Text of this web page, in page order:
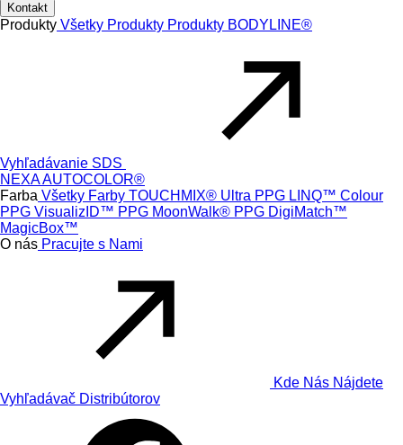
Kontakt
Produkty Všetky Produkty Produkty BODYLINE®
Vyhľadávanie SDS
NEXA AUTOCOLOR®
Farba Všetky Farby TOUCHMIX® Ultra PPG LINQ™ Colour
PPG VisualizID™ PPG MoonWalk® PPG DigiMatch™
MagicBox™
O nás Pracujte s Nami
Kde Nás Nájdete
Vyhľadávač Distribútorov